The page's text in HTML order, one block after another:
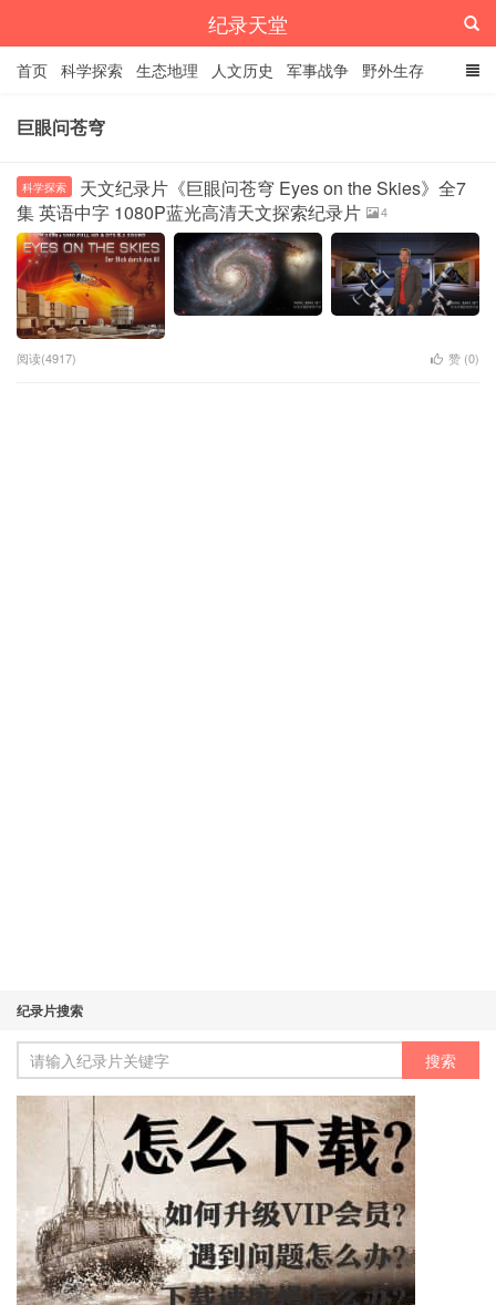
纪录天堂
首页 科学探索 生态地理 人文历史 军事战争 野外生存
经典纪录 4K纪录片
巨眼问苍穹
科学探索
天文纪录片《巨眼问苍穹 Eyes on the Skies》全7
集 英语中字 1080P蓝光高清天文探索纪录片
4
阅读(4917) 赞 (0)
纪录片搜索